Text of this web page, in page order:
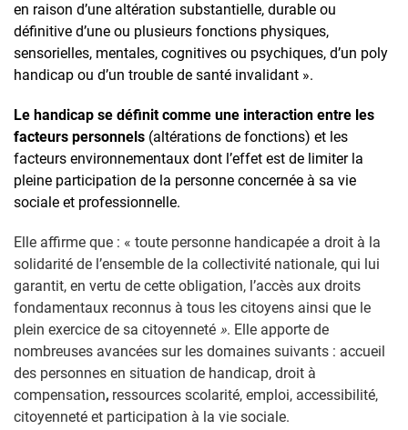
en raison d’une altération substantielle, durable ou
définitive d’une ou plusieurs fonctions physiques,
sensorielles, mentales, cognitives ou psychiques, d’un poly
handicap ou d’un trouble de santé invalidant ».
Le handicap se définit comme une interaction entre les
facteurs personnels (altérations de fonctions) et les
facteurs environnementaux dont l’effet est de limiter la
pleine participation de la personne concernée à sa vie
sociale et professionnelle.
Elle affirme que : « toute personne handicapée a droit à la
solidarité de l’ensemble de la collectivité nationale, qui lui
garantit, en vertu de cette obligation, l’accès aux droits
fondamentaux reconnus à tous les citoyens ainsi que le
plein exercice de sa citoyenneté ». Elle apporte de
nombreuses avancées sur les domaines suivants : accueil
des personnes en situation de handicap, droit à
compensation, ressources scolarité, emploi, accessibilité,
citoyenneté et participation à la vie sociale.